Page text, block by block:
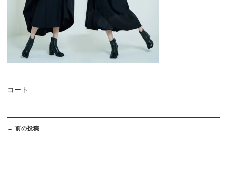
コート
Post
navigation
← 前の投稿